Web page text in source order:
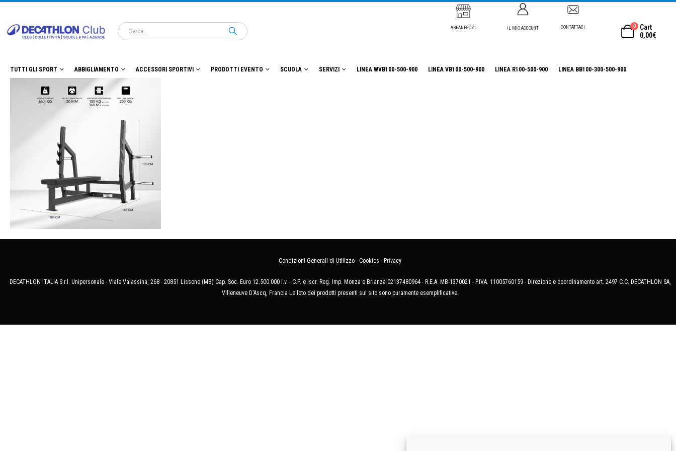
AREANEGOZI IL MIO ACCOUNT CONTATTACI 0
Cart
0,00€
TUTTI GLI SPORT ABBIGLIAMENTO ACCESSORI SPORTIVI PRODOTTI EVENTO SCUOLA SERVIZI LINEA WVB100-500-900 LINEA VB100-500-900 LINEA R100-500-900 LINEA BB100-300-500-900
Condizioni Generali di Utilizzo - Cookies - Privacy
DECATHLON ITALIA S.r.l. Unipersonale - Viale Valassina, 268 - 20851 Lissone (MB) Cap. Soc. Euro 12.500.000 i.v. - C.F. e Iscr. Reg. Imp. Monza e Brianza 02137480964 - R.E.A. MB-1370021 - P.IVA. 11005760159 - Direzione e coordinamento art. 2497 C.C. DECATHLON SA,
Villeneuve D'Ascq, Francia Le foto dei prodotti presenti sul sito sono puramente esemplificative.